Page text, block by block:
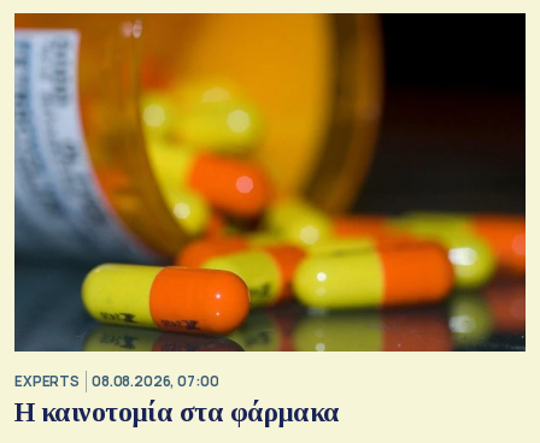
EXPERTS 08.08.2026, 07:00
Η καινοτομία στα φάρμακα